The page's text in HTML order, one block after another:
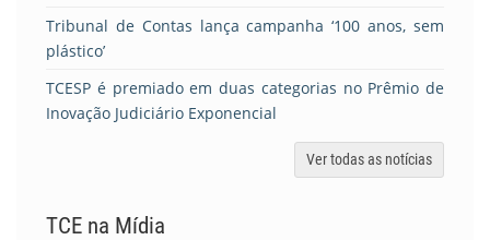
Tribunal de Contas lança campanha ‘100 anos, sem
plástico’
TCESP é premiado em duas categorias no Prêmio de
Inovação Judiciário Exponencial
Ver todas as notícias
TCE na Mídia